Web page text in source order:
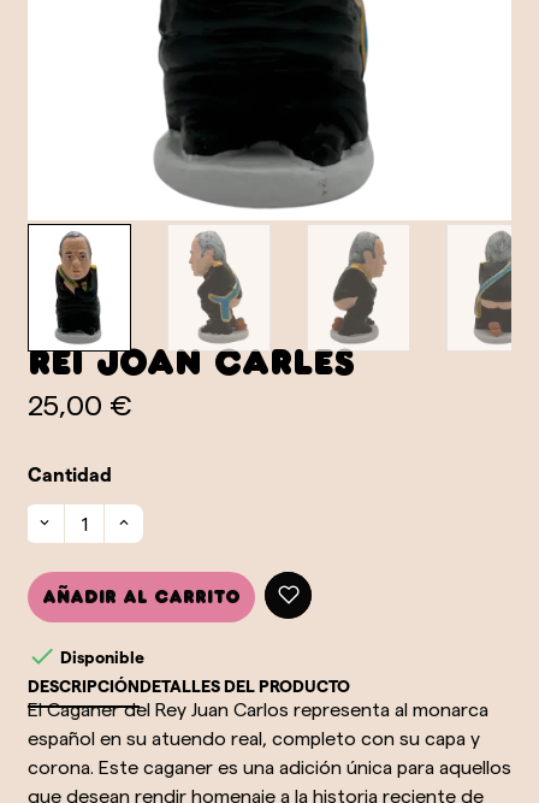
Rei Joan Carles
25,00 €
Cantidad
Añadir al carrito
 Disponible
DESCRIPCIÓNDETALLES DEL PRODUCTO
El Caganer del Rey Juan Carlos representa al monarca
español en su atuendo real, completo con su capa y
corona. Este caganer es una adición única para aquellos
que desean rendir homenaje a la historia reciente de